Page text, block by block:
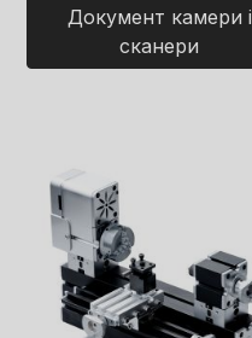
Документ камери і
сканери